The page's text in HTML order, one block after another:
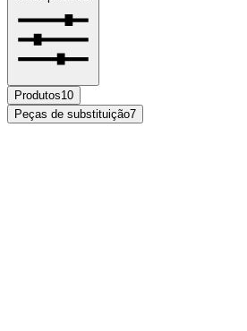
Produtos10
Peças de substituição7